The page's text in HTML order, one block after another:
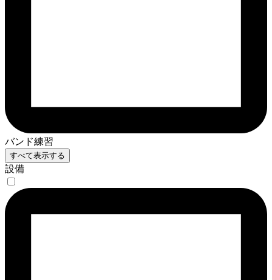
バンド練習
すべて表示する
設備